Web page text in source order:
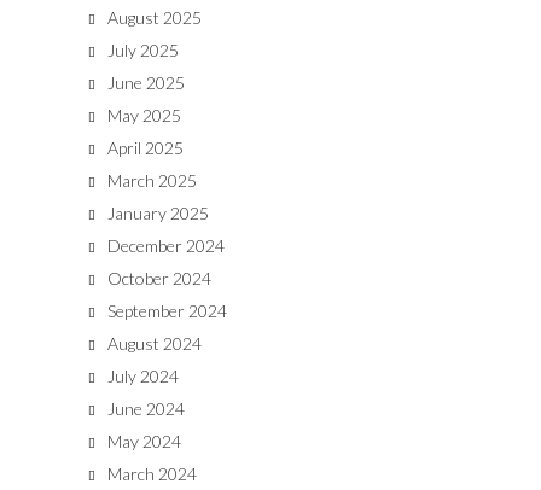
August 2025
July 2025
June 2025
May 2025
April 2025
March 2025
January 2025
December 2024
October 2024
September 2024
August 2024
July 2024
June 2024
May 2024
March 2024